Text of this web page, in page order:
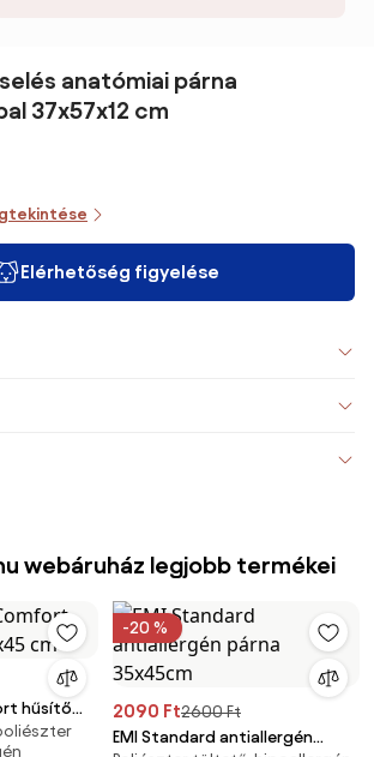
anatómiai párna
37x57x12 cm
Elérhetőség figyelése
webáruház legjobb termékei
hűsítő
-20 %
2090 Ft2600 Ft
EMI Standard antiallergén